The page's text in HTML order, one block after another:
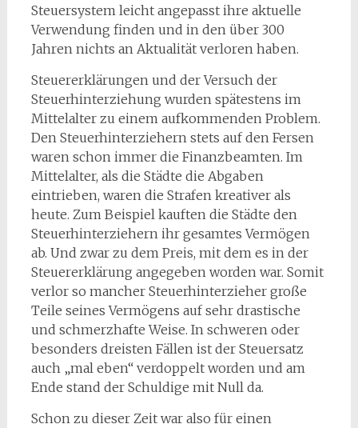
Steuersystem leicht angepasst ihre aktuelle
Verwendung finden und in den über 300
Jahren nichts an Aktualität verloren haben.
Steuererklärungen und der Versuch der
Steuerhinterziehung wurden spätestens im
Mittelalter zu einem aufkommenden Problem.
Den Steuerhinterziehern stets auf den Fersen
waren schon immer die Finanzbeamten. Im
Mittelalter, als die Städte die Abgaben
eintrieben, waren die Strafen kreativer als
heute. Zum Beispiel kauften die Städte den
Steuerhinterziehern ihr gesamtes Vermögen
ab. Und zwar zu dem Preis, mit dem es in der
Steuererklärung angegeben worden war. Somit
verlor so mancher Steuerhinterzieher große
Teile seines Vermögens auf sehr drastische
und schmerzhafte Weise. In schweren oder
besonders dreisten Fällen ist der Steuersatz
auch „mal eben“ verdoppelt worden und am
Ende stand der Schuldige mit Null da.
Schon zu dieser Zeit war also für einen